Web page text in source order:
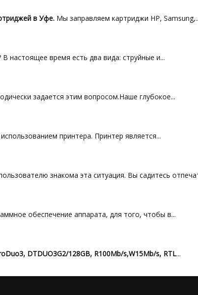
в Уфе. Мы заправляем картриджи HP,
настоящее время есть два вида: струйные и...
задается этим вопросом.Наше глубокое...
принтера. Принтер является...
знакома эта ситуация. Вы садитесь
обеспечение аппарата, для того, чтобы в...
DTDUO3G2/128GB, R100Mb/s,W15Mb/s, RTL...